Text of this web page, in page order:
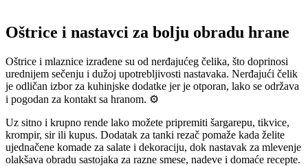
Oštrice i nastavci za bolju obradu hrane
Oštrice i mlaznice izrađene su od nerđajućeg čelika, što doprinosi
urednijem sečenju i dužoj upotrebljivosti nastavaka. Nerđajući čelik
je odličan izbor za kuhinjske dodatke jer je otporan, lako se održava
i pogodan za kontakt sa hranom. ⚙️
Uz sitno i krupno rende lako možete pripremiti šargarepu, tikvice,
krompir, sir ili kupus. Dodatak za tanki rezač pomaže kada želite
ujednačene komade za salate i dekoraciju, dok nastavak za mlevenje
olakšava obradu sastojaka za razne smese, nadeve i domaće recepte.